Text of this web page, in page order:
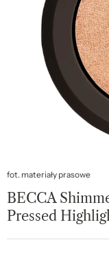
fot. materiały prasowe
BECCA
Pressed